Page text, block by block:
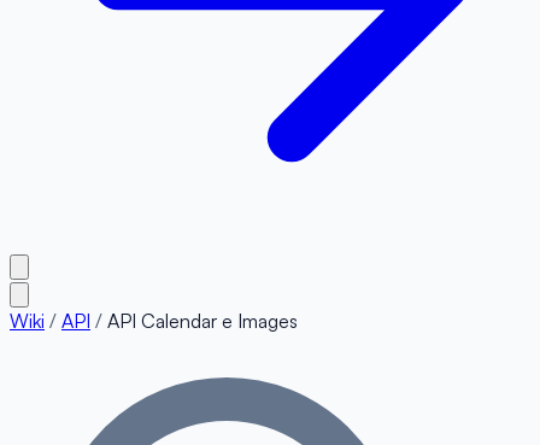
Wiki / API / API Calendar e Images